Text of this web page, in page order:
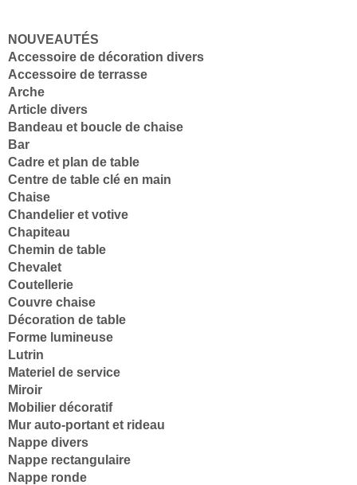
NOUVEAUTÉS
Accessoire de décoration divers
Accessoire de terrasse
Arche
Article divers
Bandeau et boucle de chaise
Bar
Cadre et plan de table
Centre de table clé en main
Chaise
Chandelier et votive
Chapiteau
Chemin de table
Chevalet
Coutellerie
Couvre chaise
Décoration de table
Forme lumineuse
Lutrin
Materiel de service
Miroir
Mobilier décoratif
Mur auto-portant et rideau
Nappe divers
Nappe rectangulaire
Nappe ronde